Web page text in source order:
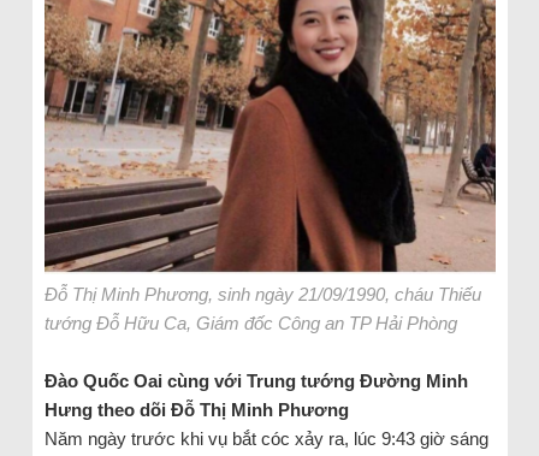
Đỗ Thị Minh Phương, sinh ngày 21/09/1990, cháu Thiếu
tướng Đỗ Hữu Ca, Giám đốc Công an TP Hải Phòng
Đào Quốc Oai cùng với Trung tướng Đường Minh
Hưng theo dõi Đỗ Thị Minh Phương
Năm ngày trước khi vụ bắt cóc xảy ra, lúc 9:43 giờ sáng